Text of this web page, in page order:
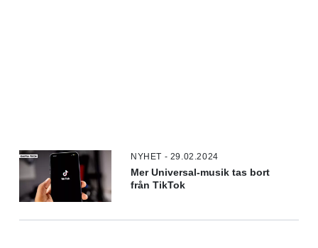
NYHET - 29.02.2024
Mer Universal-musik tas bort
från TikTok